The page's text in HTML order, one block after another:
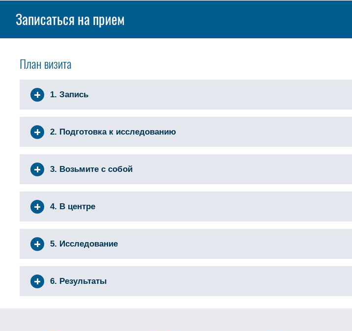
Записаться на прием
План визита
1. Запись
2. Подготовка к исследованию
3. Возьмите с собой
4. В центре
5. Исследование
6. Результаты